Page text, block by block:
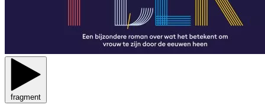
fragment